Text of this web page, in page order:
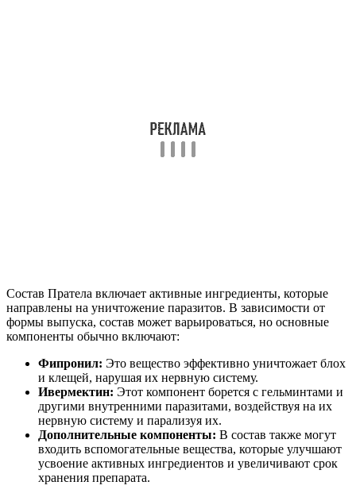
Состав Пратела включает активные ингредиенты, которые
направлены на уничтожение паразитов. В зависимости от
формы выпуска, состав может варьироваться, но основные
компоненты обычно включают:
Фипронил: Это вещество эффективно уничтожает блох
и клещей, нарушая их нервную систему.
Ивермектин: Этот компонент борется с гельминтами и
другими внутренними паразитами, воздействуя на их
нервную систему и парализуя их.
Дополнительные компоненты: В состав также могут
входить вспомогательные вещества, которые улучшают
усвоение активных ингредиентов и увеличивают срок
хранения препарата.